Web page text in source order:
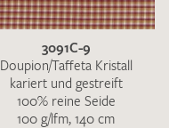
3091C-9
Doupion/Taffeta Kristall
kariert und gestreift
100% reine Seide
100 g/lfm, 140 cm